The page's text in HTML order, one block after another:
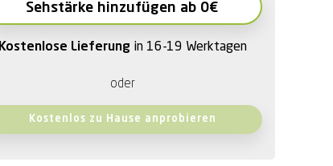
Sehstärke hinzufügen ab 0€
Kostenlose Lieferung in 16-19 Werktagen
oder
Kostenlos zu Hause anprobieren